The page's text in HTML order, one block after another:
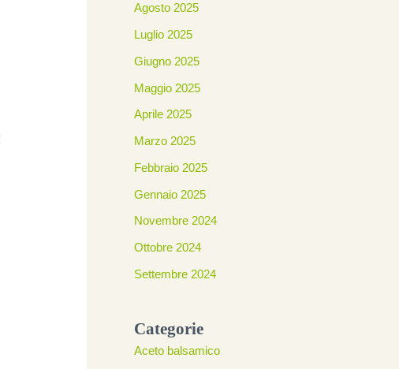
Agosto 2025
Luglio 2025
Giugno 2025
Maggio 2025
Aprile 2025
Marzo 2025
Febbraio 2025
Gennaio 2025
Novembre 2024
Ottobre 2024
Settembre 2024
Categorie
Aceto balsamico